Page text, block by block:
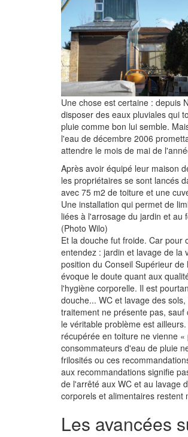
Une chose est certaine : depuis
disposer des eaux pluviales qui
pluie comme bon lui semble.
l'eau de décembre 2006
attendre le mois de mai de
Après avoir équipé leur maison
les propriétaires se sont lancés
avec 75 m2 de toiture et une
Une installation qui permet de
liées à l'arrosage du jardin et au
(Photo Wilo)
Et la douche fut froide. Car pour
entendez : jardin et lavage de la
position du Conseil Supérieur
évoque le doute quant aux
l'hygiène corporelle. Il est
douche... WC et lavage des
traitement ne présente pas,
le véritable problème est
récupérée en toiture ne vienne
consommateurs d'eau de pluie
frilosités ou ces
aux recommandations signifie
de l'arrêté aux WC et au lavage
corporels et alimentaires restent
Les avancées